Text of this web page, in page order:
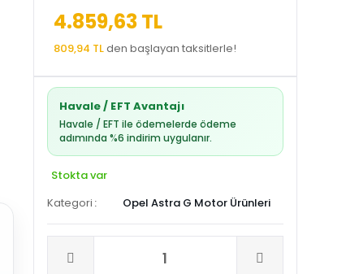
4.859,63 TL
809,94 TLden başlayan taksitlerle!
Havale / EFT Avantajı
Havale / EFT ile ödemelerde ödeme
adımında %6 indirim uygulanır.
Stokta var
Kategori
Opel Astra G Motor Ürünleri